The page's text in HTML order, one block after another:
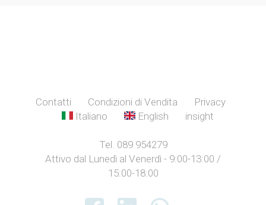
Contatti Condizioni di Vendita
Privacy
Italiano
English insight
Tel. 089 954279
Attivo dal Lunedì al Venerdì - 9:00-13:00 /
15:00-18:00